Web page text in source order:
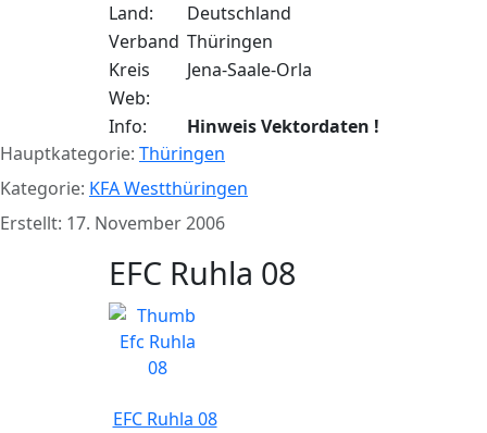
Land:
Deutschland
Verband Thüringen
Kreis
Jena-Saale-Orla
Web:
Info:
Hinweis Vektordaten !
Hauptkategorie: Thüringen
Kategorie: KFA Westthüringen
Erstellt: 17. November 2006
EFC Ruhla 08
EFC Ruhla 08